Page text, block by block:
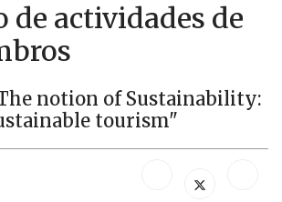
de actividades de
notion of Sustainability:
tourism"